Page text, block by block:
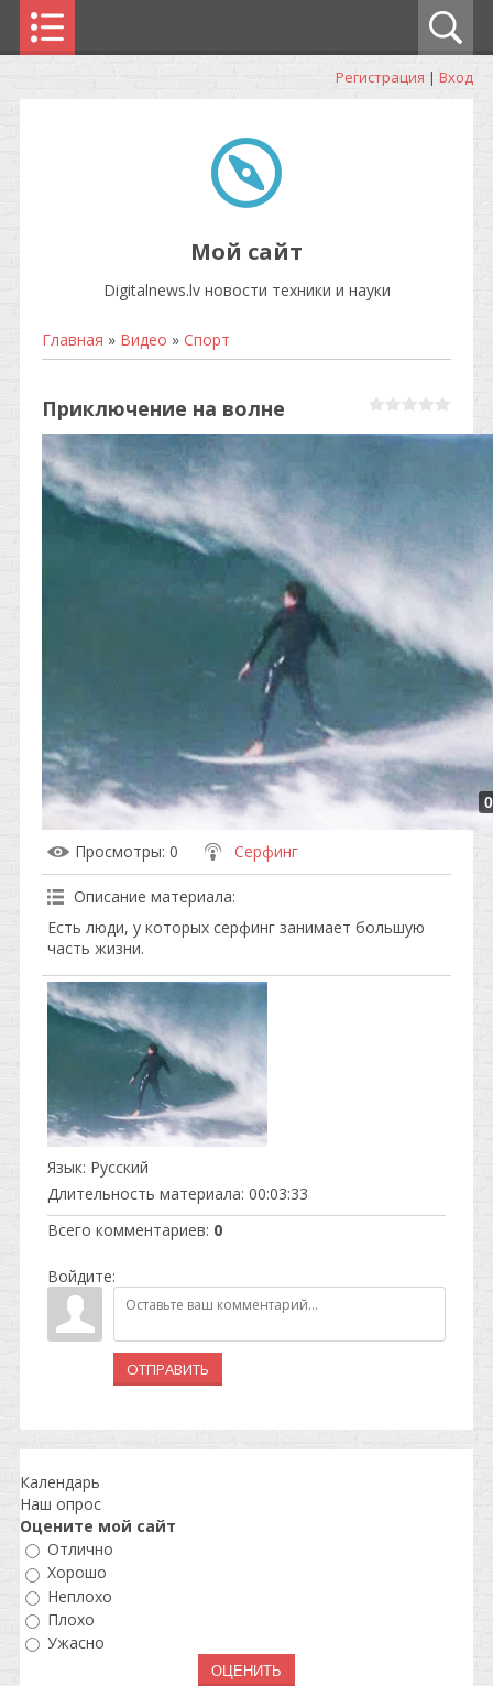
Регистрация | Вход
Мой сайт
Digitalnews.lv новости техники и науки
Главная » Видео » Спорт
Приключение на волне
Просмотры: 0 Серфинг
Описание материала:
Есть люди, у которых серфинг занимает большую
часть жизни.
Язык: Русский
Длительность материала: 00:03:33
Всего комментариев: 0
Войдите:
ОТПРАВИТЬ
Календарь
Наш опрос
Оцените мой сайт
Отлично
Хорошо
Неплохо
Плохо
Ужасно